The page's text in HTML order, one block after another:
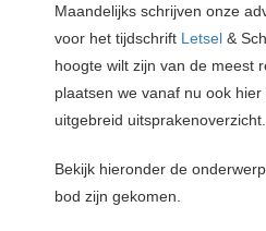
Maandelijks schrijven onze
voor het tijdschrift Letsel &
hoogte wilt zijn van de meest
plaatsen we vanaf nu ook
uitgebreid uitsprakenoverzicht.
Bekijk hieronder de
bod zijn gekomen.